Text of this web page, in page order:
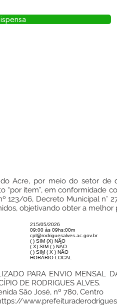
Acre, por meio do setor de
“por item”, em conformidade
123/06, Decreto Municipal n°
objetivando obter a melhor
215/05/2026
09:00 às 09hs:00m
cpl@rodriguesalves.ac.gov.br
( ) SIM (X) NÃO
( X) SIM ( ) NÃO
( ) SIM ( X ) NÃO
HORÁRIO LOCAL
PARA ENVIO MENSAL
DE RODRIGUES ALVES.
São José, nº 780, Centro